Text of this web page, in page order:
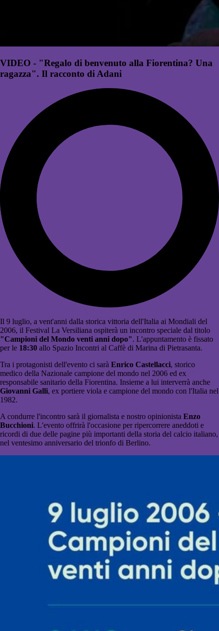
VIDEO - "Regalo di benvenuto alla Fiorentina? Una
ragazza". Il racconto di Adani
Il 9 luglio, a vent'anni dalla storica vittoria dell'Italia ai Mondiali del
2006, il Festival La Versiliana ospiterà un incontro speciale dal titolo
"Campioni del Mondo venti anni dopo". L'appuntamento è fissato
per le 18:30 allo Spazio Incontri al Caffè di Marina di Pietrasanta.
Tra i protagonisti dell'evento ci sarà Enrico Castellacci, storico
medico della Nazionale campione del mondo nel 2006 ed ex
responsabile sanitario della Fiorentina. Insieme a lui interverrà anche
Giovanni Galli, ex portiere viola e campione del mondo con l'Italia nel
1982.
A condurre l'incontro sarà il giornalista e nostro opinionista Enzo
Bucchioni. L'evento offrirà l'occasione per ripercorrere aneddoti e
ricordi di due delle pagine più importanti della storia del calcio italiano,
nel ventesimo anniversario del trionfo di Berlino.